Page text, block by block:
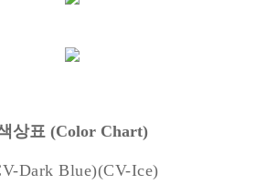
상표 (Color Chart)
Dark Blue)(CV-Ice)